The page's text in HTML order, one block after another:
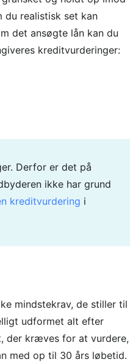
du realistisk set kan
det ansøgte lån kan du
kreditvurderinger:
Derfor er det på
ikke har grund
kreditvurdering i
mindstekrav, de stiller til
udformet alt efter
der kræves for at vurdere,
med op til 30 års løbetid.